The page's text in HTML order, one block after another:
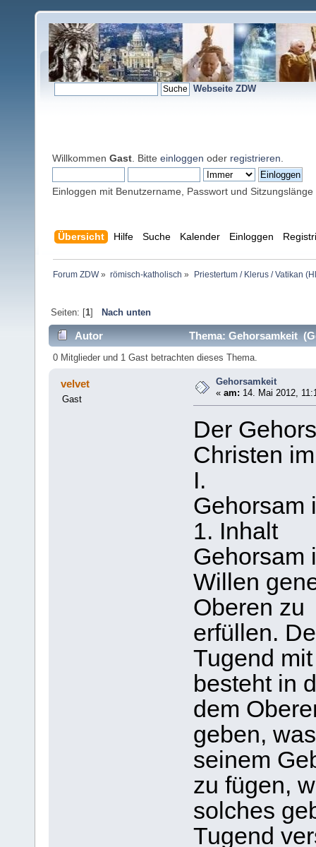
Webseite ZDW
Willkommen Gast . Bitte einloggen oder registrieren
Einloggen mit Benutzername, Passwort und Sitzungslänge
Übersicht Hilfe Suche Kalender Einloggen
Forum ZDW» römisch-katholisch » Priestertum / Klerus / Vatikan
Seiten: [1] Nach unten
Autor Thema: Gehorsamkeit
0 Mitglieder und 1 Gast betrachten dieses Thema.
velvet
Gast
Gehorsamkeit
«am: 14. Mai 2012,
Der
Christen
I.
Gehorsam
1. Inhalt
Gehorsam
Willen
Oberen zu
erfüllen.
Tugend
besteht in
dem
geben,
seinem
zu fügen,
solches
Tugend